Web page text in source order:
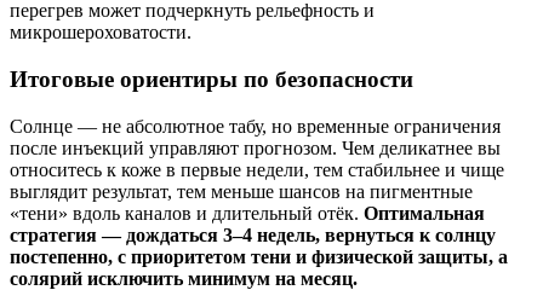
перегрев может подчеркнуть рельефность и
микрошероховатости.
Итоговые ориентиры по безопасности
Солнце — не абсолютное табу, но временные ограничения
после инъекций управляют прогнозом. Чем деликатнее вы
относитесь к коже в первые недели, тем стабильнее и чище
выглядит результат, тем меньше шансов на пигментные
«тени» вдоль каналов и длительный отёк. Оптимальная
стратегия — дождаться 3–4 недель, вернуться к солнцу
постепенно, с приоритетом тени и физической защиты, а
солярий исключить минимум на месяц.